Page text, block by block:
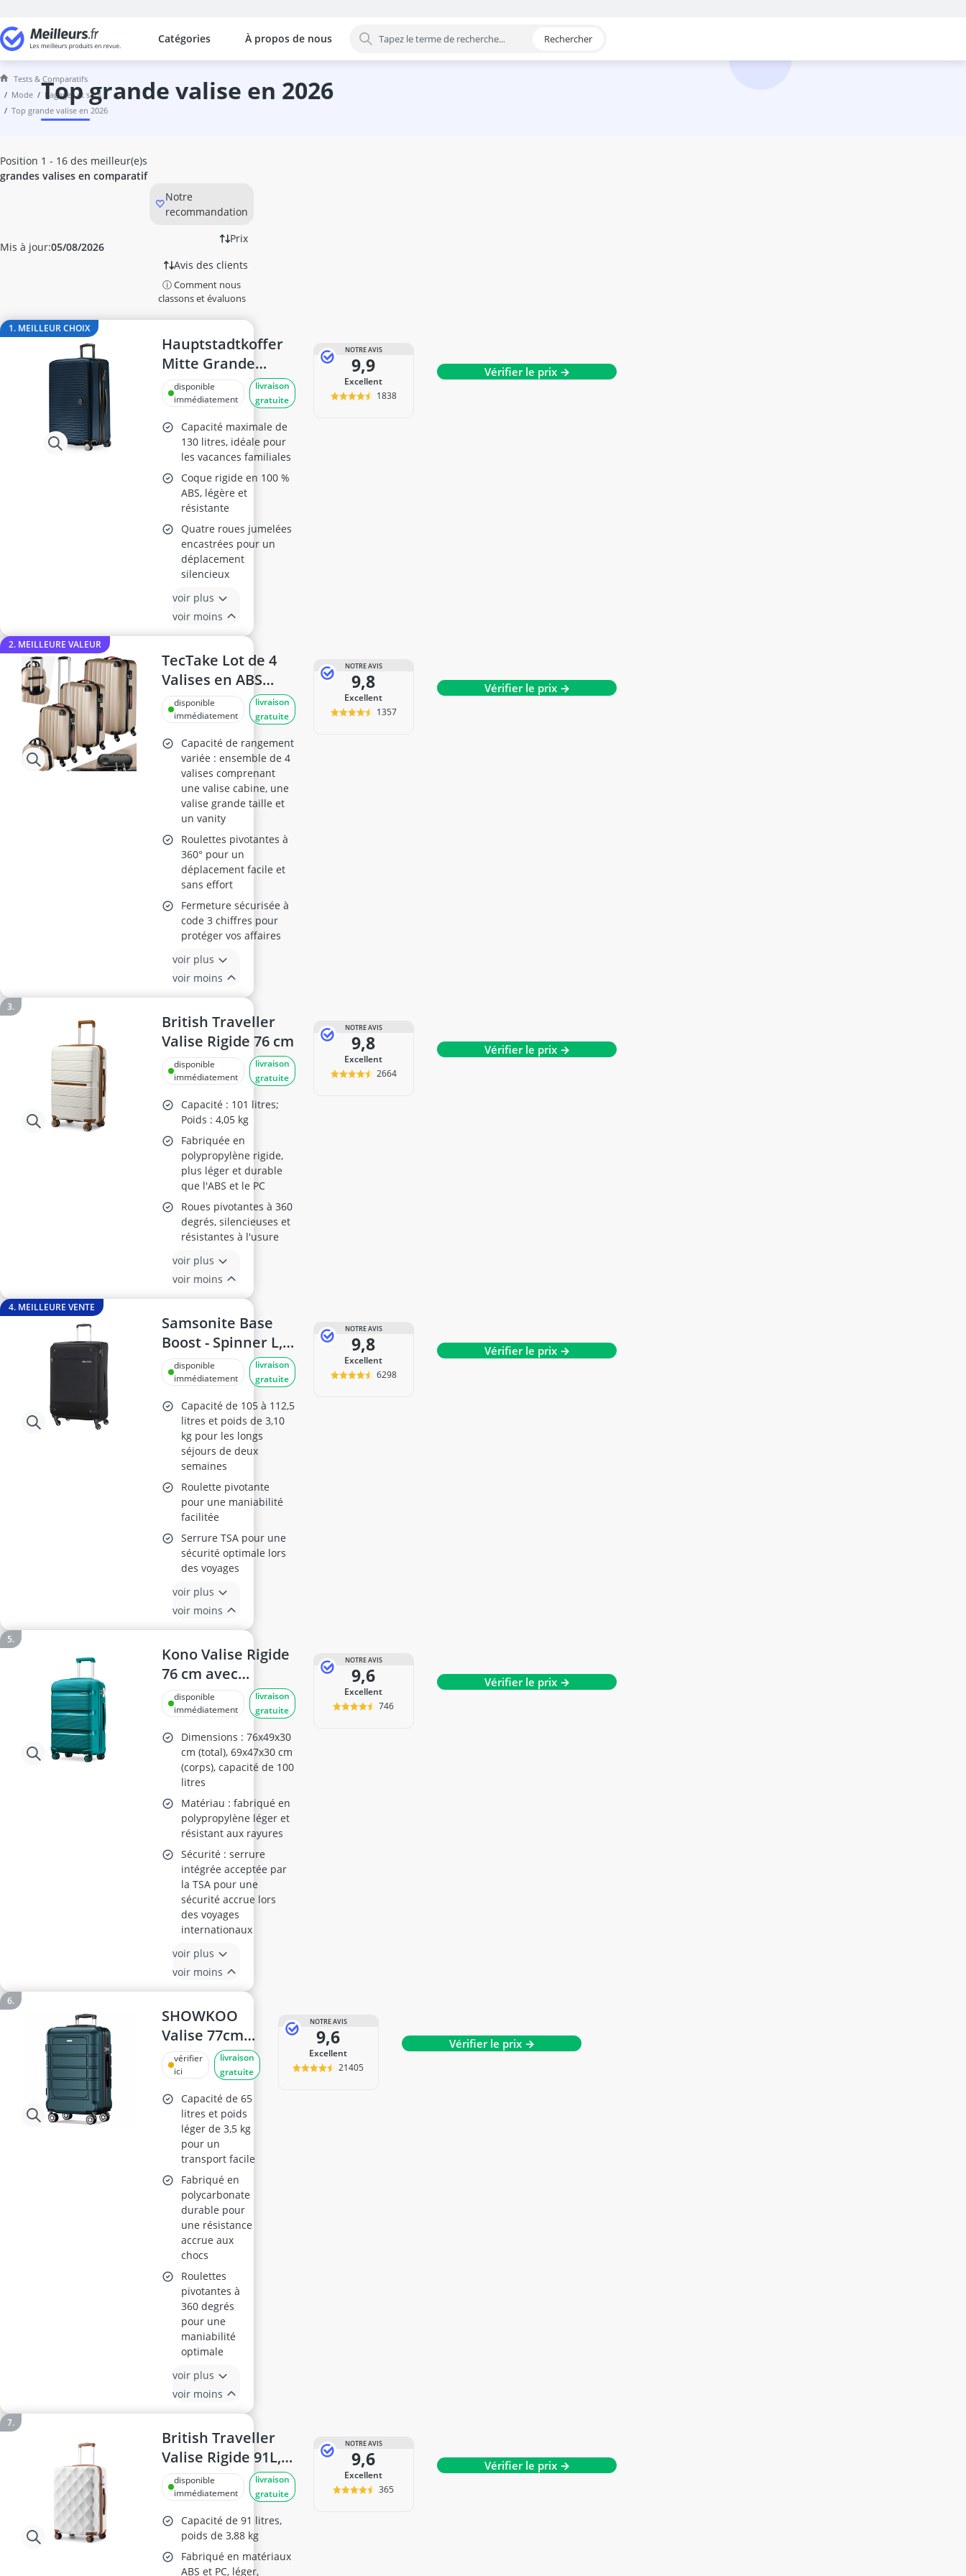
Catégories
Les comparaisons les plus populaires par catégorie
Mode
Arm-Shaper
assouplisseur cuir
bandana
Bas de contention
bas de contention sport
baskets homme
blague à tabac
Blouson Hiver Homme
blouson moto homme
body gainant
body gainant femme
boite anti-RFID
bonnet avec lumière
À propos de nous Rechercher
Tests & Comparatifs
mode
bagages et sacs
top grande valise en 2026
top grande valise en 2026
Mis à jour:05/08/2026
Position 1 - 16 des meilleur(e)s
grandes valises en comparatif
Notre
recommandation
Prix
Avis des clients
ⓘ Comment nous
classons et évaluons
1. MEILLEUR CHOIX
Hauptstadtkoffer
Mitte Grande
Valise Rigide 77
Cm, Bleu Foncé
disponible
immédiatement
livraison
gratuite
Capacité maximale de
130 litres, idéale pour
les vacances familiales
Coque rigide en 100 %
ABS, légère et
résistante
Quatre roues jumelées
encastrées pour un
déplacement
silencieux
voir plus
voir moins
NOTRE AVIS
9,9
Excellent
1838
Vérifier le prix →
2. MEILLEURE VALEUR
TecTake Lot de 4
Valises en ABS
Polypropylène
disponible
immédiatement
livraison
gratuite
Capacité de rangement
variée : ensemble de 4
valises comprenant
une valise cabine, une
valise grande taille et
un vanity
Roulettes pivotantes à
360° pour un
déplacement facile et
sans effort
Fermeture sécurisée à
code 3 chiffres pour
protéger vos affaires
voir plus
voir moins
NOTRE AVIS
9,8
Excellent
1357
Vérifier le prix →
British Traveller
Valise Rigide 76 cm
disponible
immédiatement
livraison
gratuite
Capacité : 101 litres;
Poids : 4,05 kg
Fabriquée en
polypropylène rigide,
plus léger et durable
que l'ABS et le PC
Roues pivotantes à 360
degrés, silencieuses et
résistantes à l'usure
voir plus
voir moins
NOTRE AVIS
9,8
Excellent
2664
Vérifier le prix →
4. MEILLEURE VENTE
Samsonite Base
Boost - Spinner L,
78 cm, Noir
disponible
immédiatement
livraison
gratuite
Capacité de 105 à 112,5
litres et poids de 3,10
kg pour les longs
séjours de deux
semaines
Roulette pivotante
pour une maniabilité
facilitée
Serrure TSA pour une
sécurité optimale lors
des voyages
voir plus
voir moins
NOTRE AVIS
9,8
Excellent
6298
Vérifier le prix →
Kono Valise Rigide
76 cm avec
Serrure TSA,
Turquoise
disponible
immédiatement
livraison
gratuite
Dimensions : 76x49x30
cm (total), 69x47x30 cm
(corps), capacité de 100
litres
Matériau : fabriqué en
polypropylène léger et
résistant aux rayures
Sécurité : serrure
intégrée acceptée par
la TSA pour une
sécurité accrue lors
des voyages
internationaux
voir plus
voir moins
NOTRE AVIS
9,6
Excellent
746
Vérifier le prix →
SHOWKOO
Valise 77cm
XL avec
Serrure TSA
vérifier
ici
livraison
gratuite
Capacité de 65
litres et poids
léger de 3,5 kg
pour un
transport facile
Fabriqué en
polycarbonate
durable pour
une résistance
accrue aux
chocs
Roulettes
pivotantes à
360 degrés
pour une
maniabilité
optimale
voir plus
voir moins
NOTRE AVIS
9,6
Excellent
21405
Vérifier le prix →
British Traveller
Valise Rigide 91L,
74.5cm, Blanc
disponible
immédiatement
livraison
gratuite
Capacité de 91 litres,
poids de 3,88 kg
Fabriqué en matériaux
ABS et PC, léger,
NOTRE AVIS
9,6
Excellent
365
Vérifier le prix →